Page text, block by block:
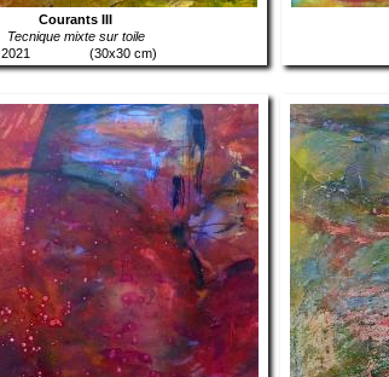
Courants III
Tecnique mixte sur toile
2021
(30x30 cm)